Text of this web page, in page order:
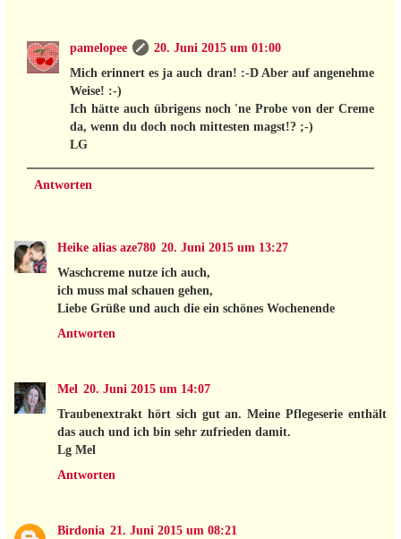
pamelopee
20. Juni 2015 um 01:00
Mich erinnert es ja auch dran! :-D Aber auf angenehme
Weise! :-)
Ich hätte auch übrigens noch 'ne Probe von der Creme
da, wenn du doch noch mittesten magst!? ;-)
LG
Antworten
Heike alias aze780 20. Juni 2015 um 13:27
Waschcreme nutze ich auch,
ich muss mal schauen gehen,
Liebe Grüße und auch die ein schönes Wochenende
Antworten
Mel 20. Juni 2015 um 14:07
Traubenextrakt hört sich gut an. Meine Pflegeserie enthält
das auch und ich bin sehr zufrieden damit.
Lg Mel
Antworten
Birdonia 21. Juni 2015 um 08:21